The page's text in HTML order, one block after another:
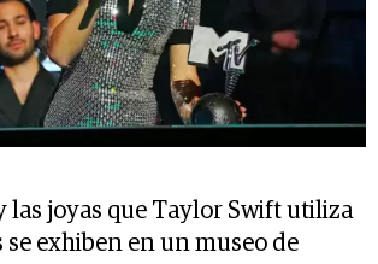
las joyas que Taylor Swift utiliza
se exhiben en un museo de